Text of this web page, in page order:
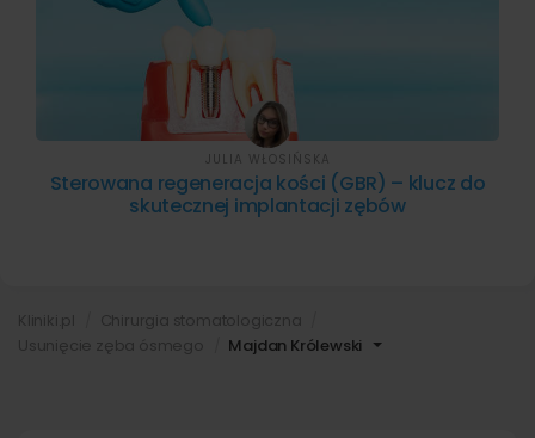
Majdan Królewski
Sterowana regeneracja kości (GBR) – klucz do
skutecznej implantacji zębów
JULIA WŁOSIŃSKA